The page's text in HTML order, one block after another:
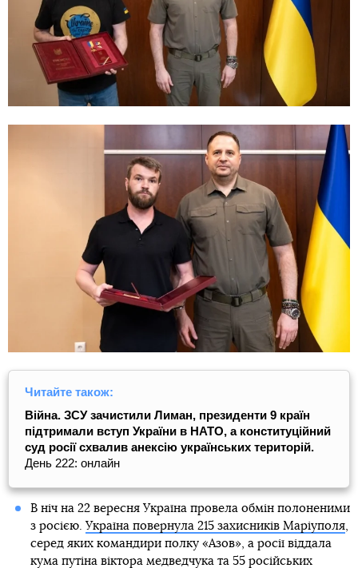
Читайте також:
Війна. ЗСУ зачистили Лиман, президенти 9 країн
підтримали вступ України в НАТО, а конституційний
суд росії схвалив анексію українських територій.
День 222: онлайн
В ніч на 22 вересня Україна провела обмін полоненими
з росією. Україна повернула 215 захисників Маріуполя,
серед яких командири полку «Азов», а росії віддала
кума путіна віктора медведчука та 55 російських